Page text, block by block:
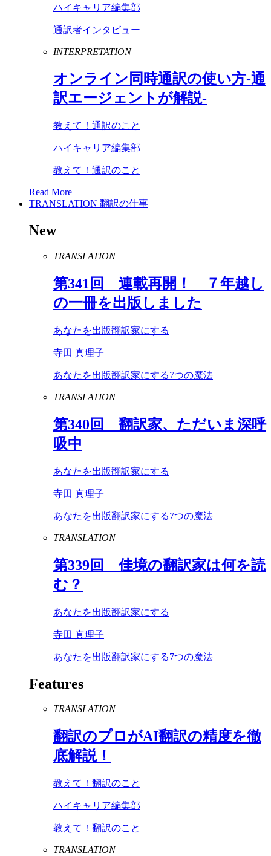
ハイキャリア編集部
通訳者インタビュー
INTERPRETATION
オンライン同時通訳の使い方-通
訳エージェントが解説-
教えて！通訳のこと
ハイキャリア編集部
教えて！通訳のこと
Read More
TRANSLATION 翻訳の仕事
New
TRANSLATION
第341 回 連載再開！ ７年越し
の一冊を出版しました
あなたを出版翻訳家にする
寺田 真理子
あなたを出版翻訳家にする7つの魔法
TRANSLATION
第340回 翻訳家、ただいま深呼
吸中
あなたを出版翻訳家にする
寺田 真理子
あなたを出版翻訳家にする7つの魔法
TRANSLATION
第339回 佳境の翻訳家は何を読
む？
あなたを出版翻訳家にする
寺田 真理子
あなたを出版翻訳家にする7つの魔法
Features
TRANSLATION
翻訳のプロがAI翻訳の精度を徹
底解説！
教えて！翻訳のこと
ハイキャリア編集部
教えて！翻訳のこと
TRANSLATION